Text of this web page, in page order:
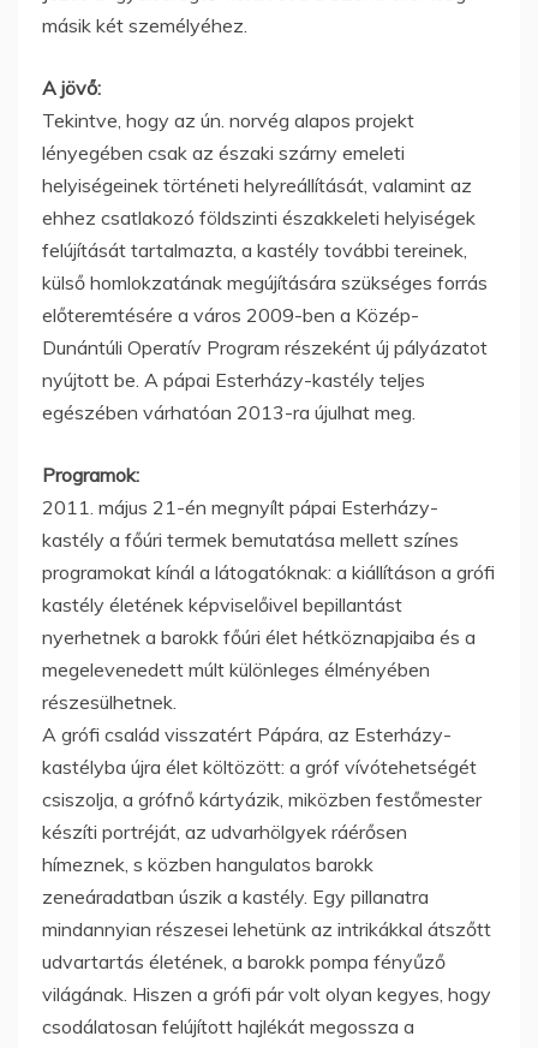
másik két személyéhez.
A jövő:
Tekintve, hogy az ún. norvég alapos projekt
lényegében csak az északi szárny emeleti
helyiségeinek történeti helyreállítását, valamint az
ehhez csatlakozó földszinti északkeleti helyiségek
felújítását tartalmazta, a kastély további tereinek,
külső homlokzatának megújítására szükséges forrás
előteremtésére a város 2009-ben a Közép-
Dunántúli Operatív Program részeként új pályázatot
nyújtott be. A pápai Esterházy-kastély teljes
egészében várhatóan 2013-ra újulhat meg.
Programok:
2011. május 21-én megnyílt pápai Esterházy-
kastély a főúri termek bemutatása mellett színes
programokat kínál a látogatóknak: a kiállításon a grófi
kastély életének képviselőivel bepillantást
nyerhetnek a barokk főúri élet hétköznapjaiba és a
megelevenedett múlt különleges élményében
részesülhetnek.
A grófi család visszatért Pápára, az Esterházy-
kastélyba újra élet költözött: a gróf vívótehetségét
csiszolja, a grófnő kártyázik, miközben festőmester
készíti portréját, az udvarhölgyek ráérősen
hímeznek, s közben hangulatos barokk
zeneáradatban úszik a kastély. Egy pillanatra
mindannyian részesei lehetünk az intrikákkal átszőtt
udvartartás életének, a barokk pompa fényűző
világának. Hiszen a grófi pár volt olyan kegyes, hogy
csodálatosan felújított hajlékát megossza a